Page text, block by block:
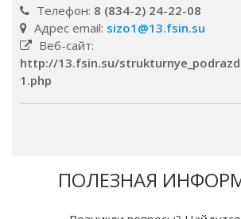
Телефон: 8 (834-2) 24-22-08
Адрес email: sizo1@13.fsin.su
Веб-сайт:
http://13.fsin.su/
1.php
ПОЛЕЗНАЯ